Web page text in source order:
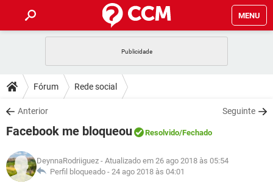
MENU
CELULAR
OUTLOOK
INSTAGRAM GMAIL
GUIA DE COMPRAS
DICAS
JOGOS
INSTAGRAM GMAIL
GUIA DE COMPRAS
DOWNLOADS
JOGOS WHATSAPP
CELULAR
OUTLOOK EXCEL
JOGOS WHATSAPP
CELULAR
GLOSSÁRIO
Fórum Rede social
Anterior Seguinte
Facebook me bloqueou Resolvido/Fechado
DeynnaRodriiguez - Atualizado em 26 ago 2018 às 05:54
Perfil bloqueado - 24 ago 2018 às 04:01